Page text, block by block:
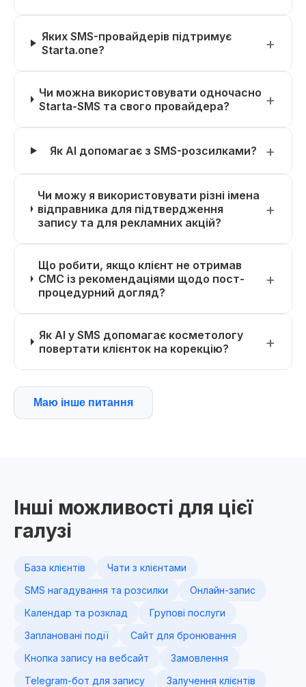
Яких SMS-провайдерів підтримує
Starta.one?
Чи можна використовувати одночасно
Starta-SMS та свого провайдера?
Як AI допомагає з SMS-розсилками?
Чи можу я використовувати різні імена
відправника для підтвердження
запису та для рекламних акцій?
Що робити, якщо клієнт не отримав
СМС із рекомендаціями щодо пост-
процедурний догляд?
Як AI у SMS допомагає косметологу
повертати клієнток на корекцію?
Маю інше питання
Інші можливості для цієї
галузі
База клієнтів
Чати з клієнтами
SMS нагадування та розсилки
Онлайн-запис
Календар та розклад
Групові послуги
Заплановані події
Сайт для бронювання
Кнопка запису на вебсайт
Замовлення
Telegram-бот для запису
Залучення клієнтів